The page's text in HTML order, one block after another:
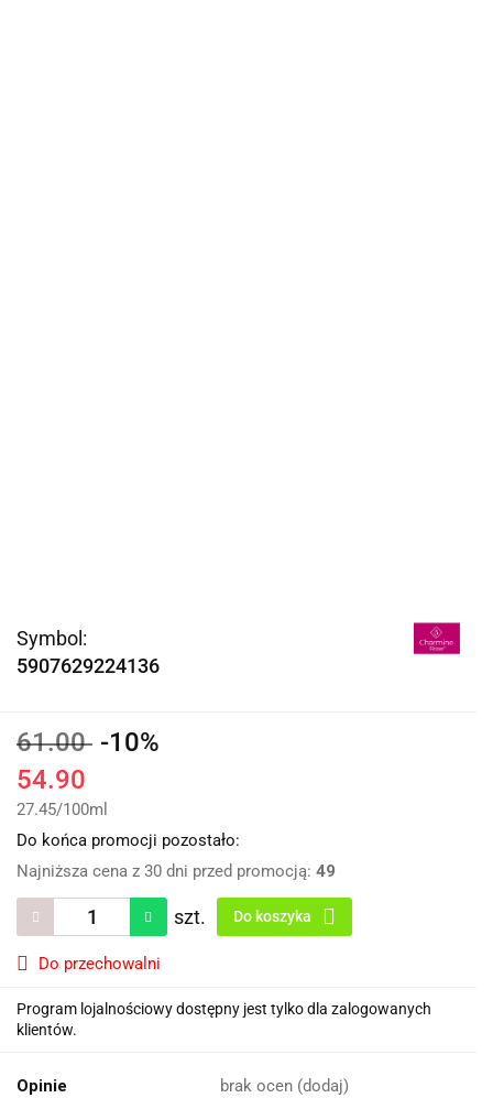
Symbol:
5907629224136
61.00 -10%
54.90
27.45/100ml
Do końca promocji pozostało:
Najniższa cena z 30 dni przed promocją: 49
szt. Do koszyka
Do przechowalni
Program lojalnościowy dostępny jest tylko dla zalogowanych
klientów.
Opinie brak ocen (dodaj)